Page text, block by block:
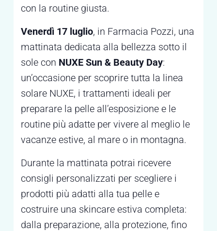
con la routine giusta.
Venerdì 17 luglio, in Farmacia Pozzi, una
mattinata dedicata alla bellezza sotto il
sole con NUXE Sun & Beauty Day:
un’occasione per scoprire tutta la linea
solare NUXE, i trattamenti ideali per
preparare la pelle all’esposizione e le
routine più adatte per vivere al meglio le
vacanze estive, al mare o in montagna.
Durante la mattinata potrai ricevere
consigli personalizzati per scegliere i
prodotti più adatti alla tua pelle e
costruire una skincare estiva completa:
dalla preparazione, alla protezione, fino